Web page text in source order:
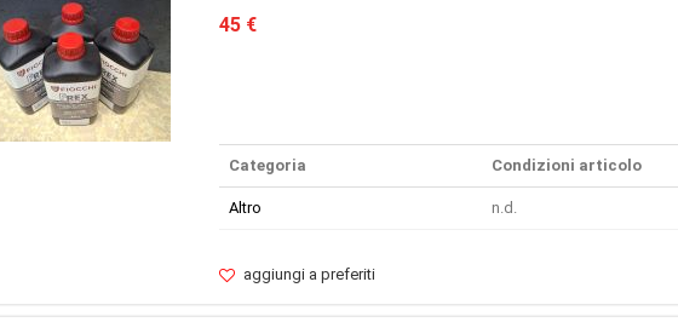
45 €
Categoria Condizioni articolo
Altro n.d.
aggiungi a preferiti